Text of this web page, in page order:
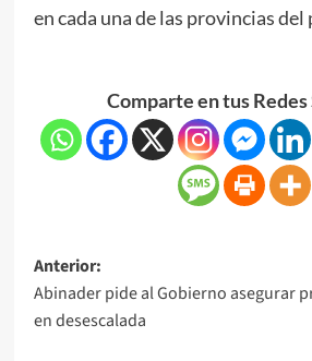
en cada una de las provincias del
Comparte en tus Redes
Anterior:
Abinader pide al Gobierno asegurar
en desescalada